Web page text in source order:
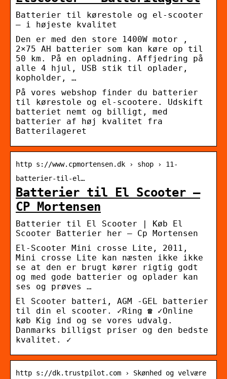
Batterier til kørestole og el-scooter
– i højeste kvalitet
Den er med den store 1400W motor ,
2×75 AH batterier som kan køre op til
50 km. På en opladning. Affjedring på
alle 4 hjul, USB stik til oplader,
kopholder, …
På vores webshop finder du batterier
til kørestole og el-scootere. Udskift
batteriet nemt og billigt, med
batterier af høj kvalitet fra
Batterilageret
http s://www.cpmortensen.dk › shop › 11-
batterier-til-el…
Batterier til El Scooter –
CP Mortensen
Batterier til El Scooter | Køb El
Scooter Batterier her – Cp Mortensen
El-Scooter Mini crosse Lite, 2011,
Mini crosse Lite kan næsten ikke ikke
se at den er brugt kører rigtig godt
og med gode batterier og oplader kan
ses og prøves …
El Scooter batteri, AGM -GEL batterier
til din el scooter. ✓Ring ☎ ✓Online
køb Kig ind og se vores udvalg.
Danmarks billigst priser og den bedste
kvalitet. ✓
http s://dk.trustpilot.com › Skønhed og velvære